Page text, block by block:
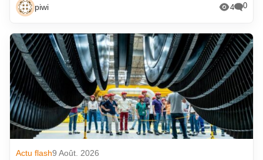
piwi 4 0
Actu flash9 Août. 2026